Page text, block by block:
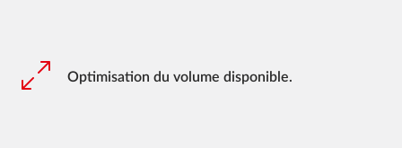
Optimisation du volume disponible.